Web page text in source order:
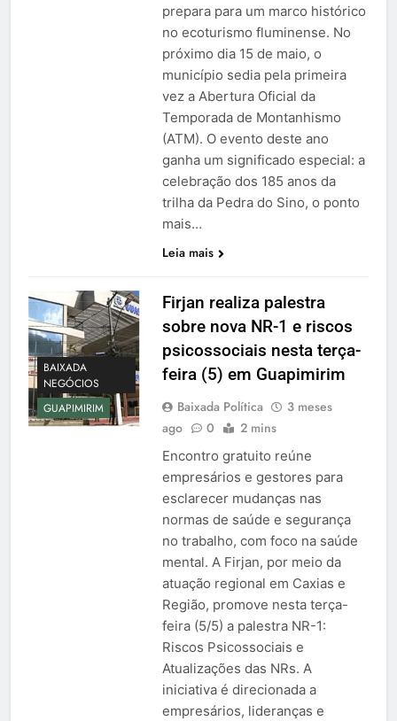
prepara para um marco histórico
no ecoturismo fluminense. No
próximo dia 15 de maio, o
município sedia pela primeira
vez a Abertura Oficial da
Temporada de Montanhismo
(ATM). O evento deste ano
ganha um significado especial: a
celebração dos 185 anos da
trilha da Pedra do Sino, o ponto
mais…
Leia mais
BAIXADA
NEGÓCIOS
GUAPIMIRIM
Firjan realiza palestra
sobre nova NR-1 e riscos
psicossociais nesta terça-
feira (5) em Guapimirim
Baixada Política
3 meses
ago
0 2 mins
Encontro gratuito reúne
empresários e gestores para
esclarecer mudanças nas
normas de saúde e segurança
no trabalho, com foco na saúde
mental. A Firjan, por meio da
atuação regional em Caxias e
Região, promove nesta terça-
feira (5/5) a palestra NR-1:
Riscos Psicossociais e
Atualizações das NRs. A
iniciativa é direcionada a
empresários, lideranças e